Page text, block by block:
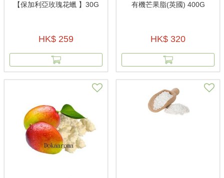
【保加利亞玫瑰花蠟 】30G
HK$ 259
有機芒果脂(英國) 400G
HK$ 320